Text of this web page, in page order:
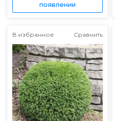
появлении
В избранное Сравнить